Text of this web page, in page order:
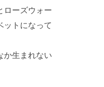
ローズウォー
ットになって
か生まれない